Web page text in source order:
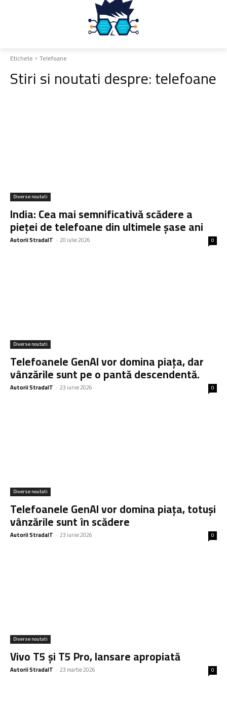
Etichete Telefoane
Stiri si noutati despre:telefoane
Diverse noutati
India: Cea mai semnificativă scădere a
pieței de telefoane din ultimele șase ani
Autorii StradaIT - 20 iulie 2026 0
Diverse noutati
Telefoanele GenAI vor domina piața, dar
vânzările sunt pe o pantă descendentă.
Autorii StradaIT - 23 iunie 2026 0
Diverse noutati
Telefoanele GenAI vor domina piața, totuși
vânzările sunt în scădere
Autorii StradaIT - 23 iunie 2026 0
Diverse noutati
Vivo T5 și T5 Pro, lansare apropiată
Autorii StradaIT - 23 martie 2026 0